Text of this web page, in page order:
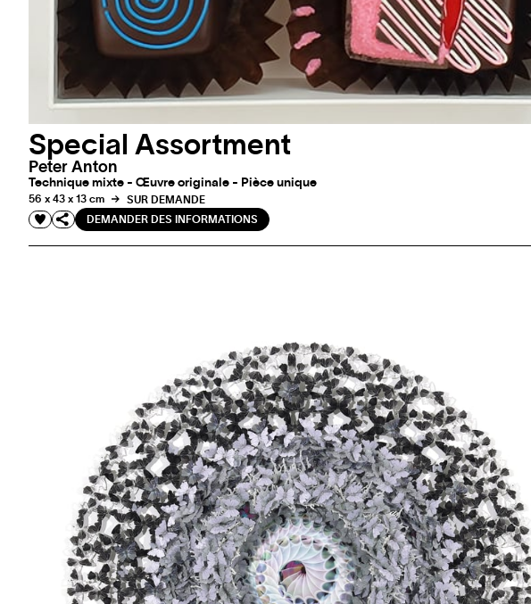
Special Assortment
Peter Anton
Technique mixte - Œuvre originale - Pièce unique
56 x 43 x 13 cm
SUR DEMANDE
DEMANDER DES INFORMATIONS